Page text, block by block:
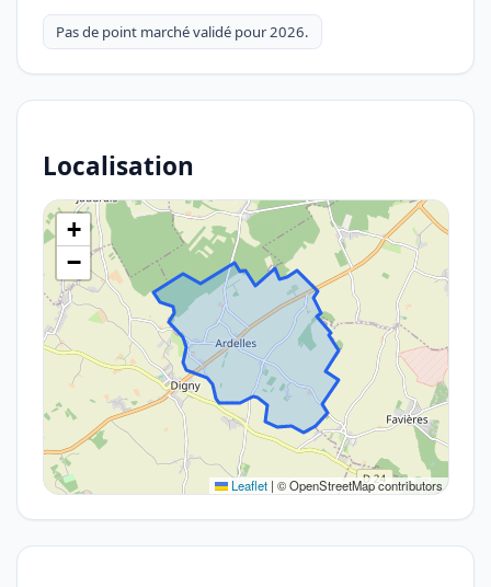
Pas de point marché validé pour 2026.
Localisation
+
−
Leaflet | © OpenStreetMap contributors